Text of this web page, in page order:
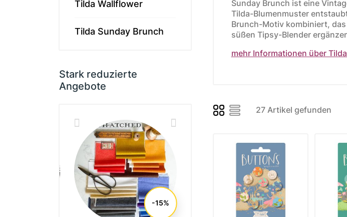
Tilda - ältere Kollektionen
Tilda Hautstoff
Tilda Wallflower
Tilda Sunday Brunch
Stark reduzierte
Angebote
-15%
Sunday Brunch ist eine
Tilda-Blumenmuster
Brunch-Motiv kombiniert,
süßen Tipsy-Blender
mehr Informationen über
27 Artikel gefunden